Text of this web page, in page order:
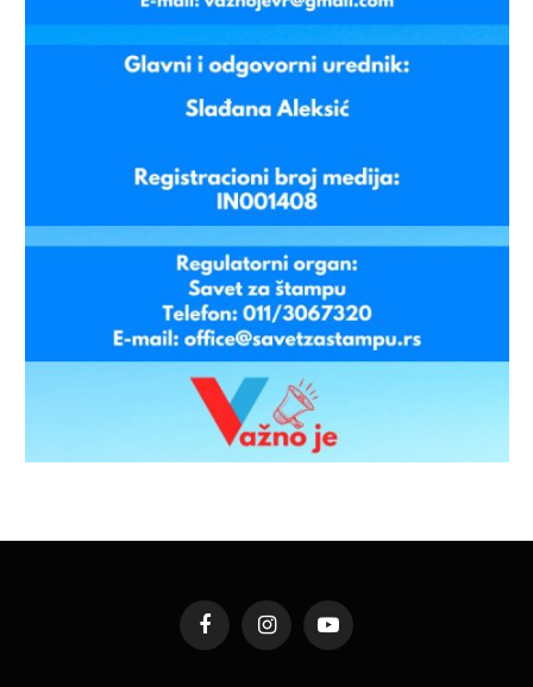
FacebookInstagramYouTube